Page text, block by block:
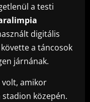
a testi
digitális
a táncosok
járnának.
volt, amikor
közepén.